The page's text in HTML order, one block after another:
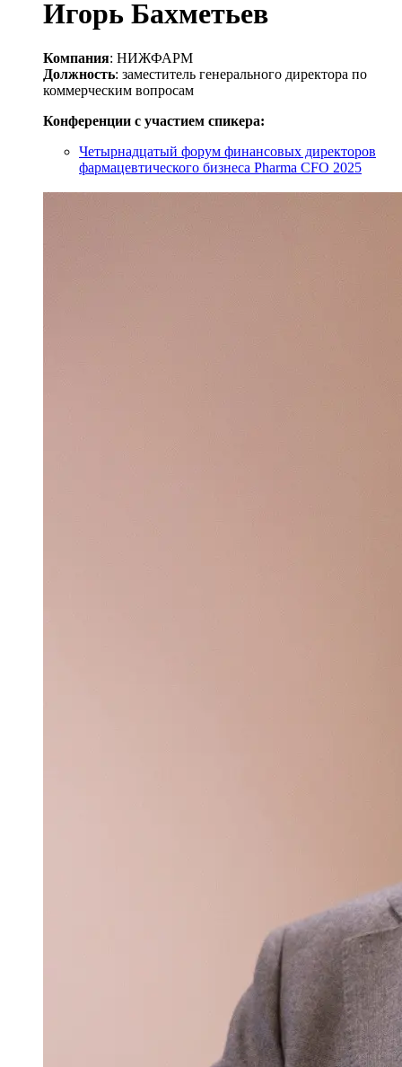
Игорь Бахметьев
Компания: НИЖФАРМ
Должность: заместитель генерального директора по
коммерческим вопросам
Конференции с участием спикера:
Четырнадцатый форум финансовых директоров
фармацевтического бизнеса Pharma CFO 2025